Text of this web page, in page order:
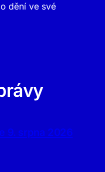
dění ve své
9. srpna 2026